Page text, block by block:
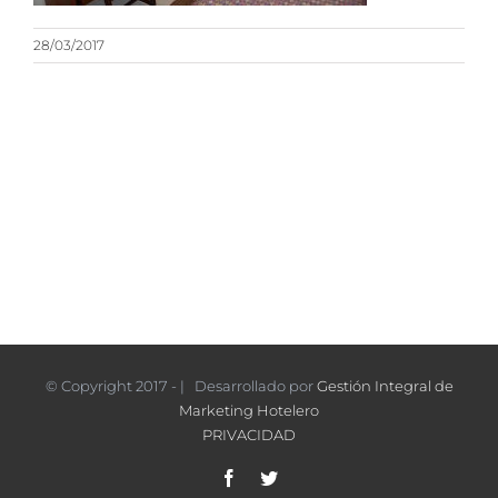
28/03/2017
© Copyright 2017 - | Desarrollado porGestión Integral de
Marketing Hotelero
PRIVACIDAD
FacebookTwitter